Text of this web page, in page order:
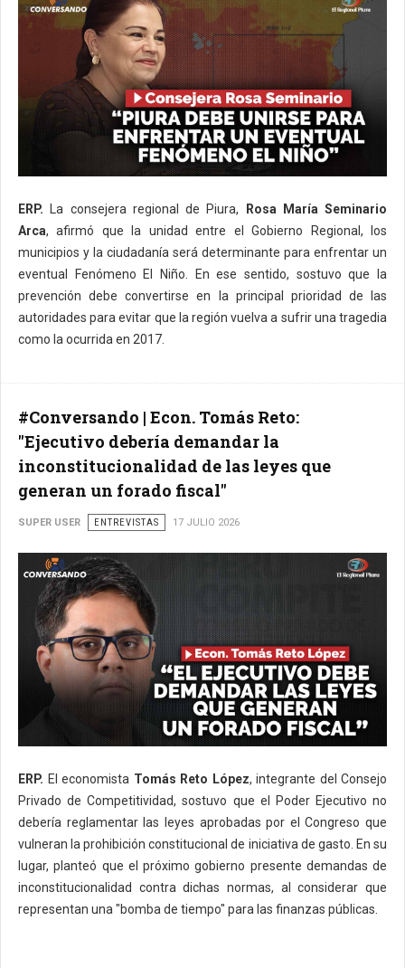
ERP. La consejera regional de Piura,
Rosa María Seminario
Arca, afirmó que la unidad entre el Gobierno Regional, los
municipios y la ciudadanía será determinante para enfrentar un
eventual Fenómeno El Niño. En ese sentido, sostuvo que la
prevención debe convertirse en la principal prioridad de las
autoridades para evitar que la región vuelva a sufrir una tragedia
como la ocurrida en 2017.
#Conversando | Econ. Tomás Reto:
"Ejecutivo debería demandar la
inconstitucionalidad de las leyes que
generan un forado fiscal"
SUPER USER ENTREVISTAS 17 JULIO 2026
ERP. El economista Tomás Reto López, integrante del Consejo
Privado de Competitividad, sostuvo que el Poder Ejecutivo no
debería reglamentar las leyes aprobadas por el Congreso que
vulneran la prohibición constitucional de iniciativa de gasto. En su
lugar, planteó que el próximo gobierno presente demandas de
inconstitucionalidad contra dichas normas, al considerar que
representan una "bomba de tiempo" para las finanzas públicas.